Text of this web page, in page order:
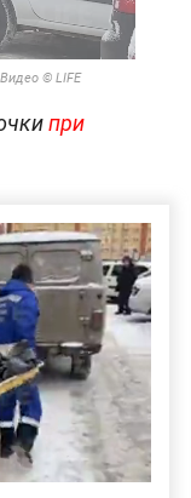
© LIFE
при